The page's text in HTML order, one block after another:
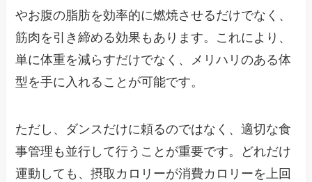
やお腹の脂肪を効率的に燃焼させるだけでなく、
筋肉を引き締める効果もあります。これにより、
単に体重を減らすだけでなく、メリハリのある体
型を手に入れることが可能です。
ただし、ダンスだけに頼るのではなく、適切な食
事管理も並行して行うことが重要です。どれだけ
運動しても、摂取カロリーが消費カロリーを上回